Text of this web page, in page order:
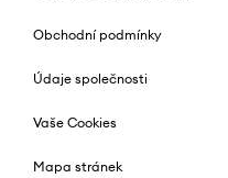
Obchodní podmínky
Údaje společnosti
Vaše Cookies
Mapa stránek